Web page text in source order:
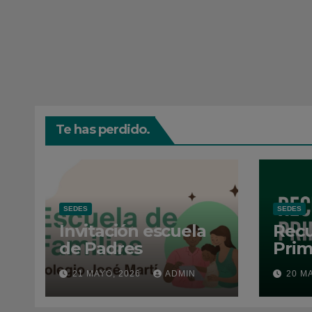
Te has perdido.
SEDES
Invitación escuela
de Padres
21 MAYO, 2026 ADMIN
SEDES
2026
20